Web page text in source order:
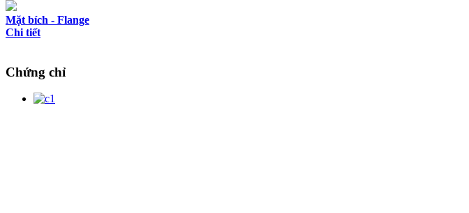
Mặt bích - Flange
Chi tiết
Chứng chỉ